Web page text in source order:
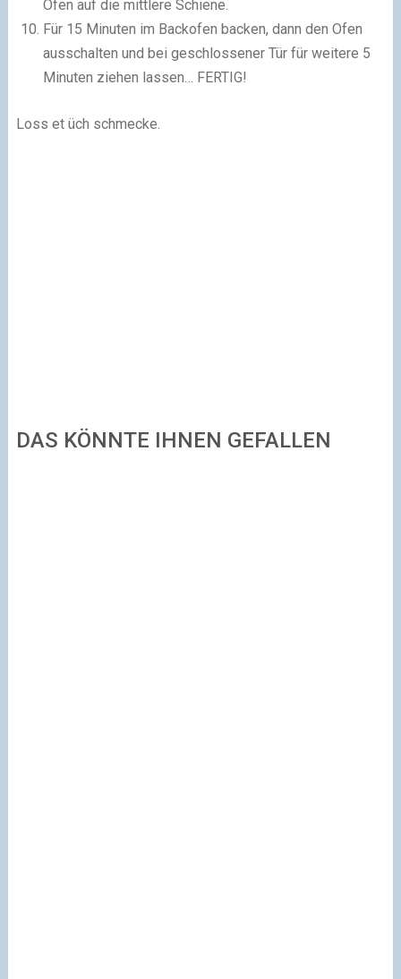
Ofen auf die mittlere Schiene.
Für 15 Minuten im Backofen backen, dann den Ofen
ausschalten und bei geschlossener Tür für weitere 5
Minuten ziehen lassen… FERTIG!
Loss et üch schmecke.
DAS KÖNNTE IHNEN GEFALLEN